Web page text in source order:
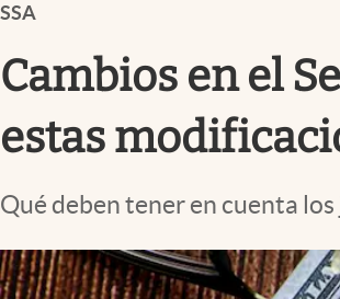
Streaming
PC y mobile
SSA
Cambios en el
estas
Qué deben tener en cuenta